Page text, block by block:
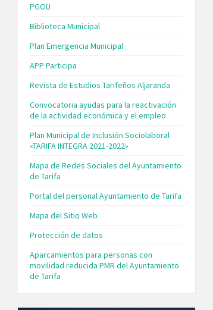
PGOU
Biblioteca Municipal
Plan Emergencia Municipal
APP Participa
Revista de Estudios Tarifeños Aljaranda
Convocatoria ayudas para la reactivación
de la actividad económica y el empleo
Plan Municipal de Inclusión Sociolaboral
«TARIFA INTEGRA 2021-2022»
Mapa de Redes Sociales del Ayuntamiento
de Tarifa
Portal del personal Ayuntamiento de Tarifa
Mapa del Sitio Web
Protección de datos
Aparcamientos para personas con
movilidad reducida PMR del Ayuntamiento
de Tarifa